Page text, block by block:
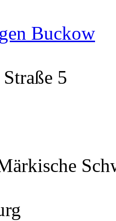
Buckow
5